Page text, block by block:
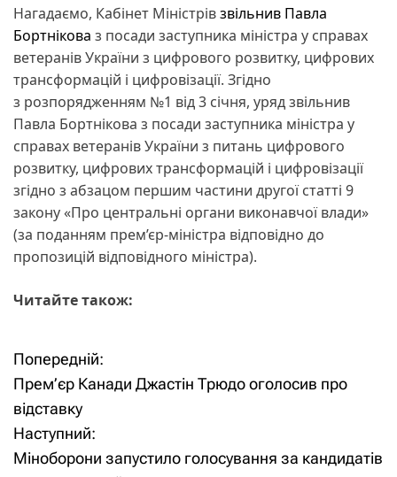
Нагадаємо, Кабінет Міністрівзвільнив Павла
Бортнікова з посади заступника міністра у справах
ветеранів України з цифрового розвитку, цифрових
трансформацій і цифровізації. Згідно
з розпорядженням №1 від 3 січня, уряд звільнив
Павла Бортнікова з посади заступника міністра у
справах ветеранів України з питань цифрового
розвитку, цифрових трансформацій і цифровізації
згідно з абзацом першим частини другої статті 9
закону «Про центральні органи виконавчої влади»
(за поданням прем’єр-міністра відповідно до
пропозицій відповідного міністра).
Читайте також:
Н
а
в
Попередній:
Прем’єр Канади Джастін Трюдо оголосив про
відставку
Наступний:
Міноборони запустило голосування за кандидатів